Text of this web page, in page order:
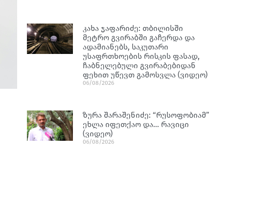
კახა ჯაფარიძე: თბილისში
მეტრო გვირაბში გაჩერდა და
ადამიანებს, საკუთარი
უსაფრთხოების რისკის ფასად,
ჩაბნელებული გვირაბებიდან
ფეხით უწევთ გამოსვლა (ვიდეო)
06/08/2026
ზურა შარაშენიძე: “რუსოფობიამ”
ეხლა იფეთქაო და… რავიცი
(ვიდეო)
06/08/2026